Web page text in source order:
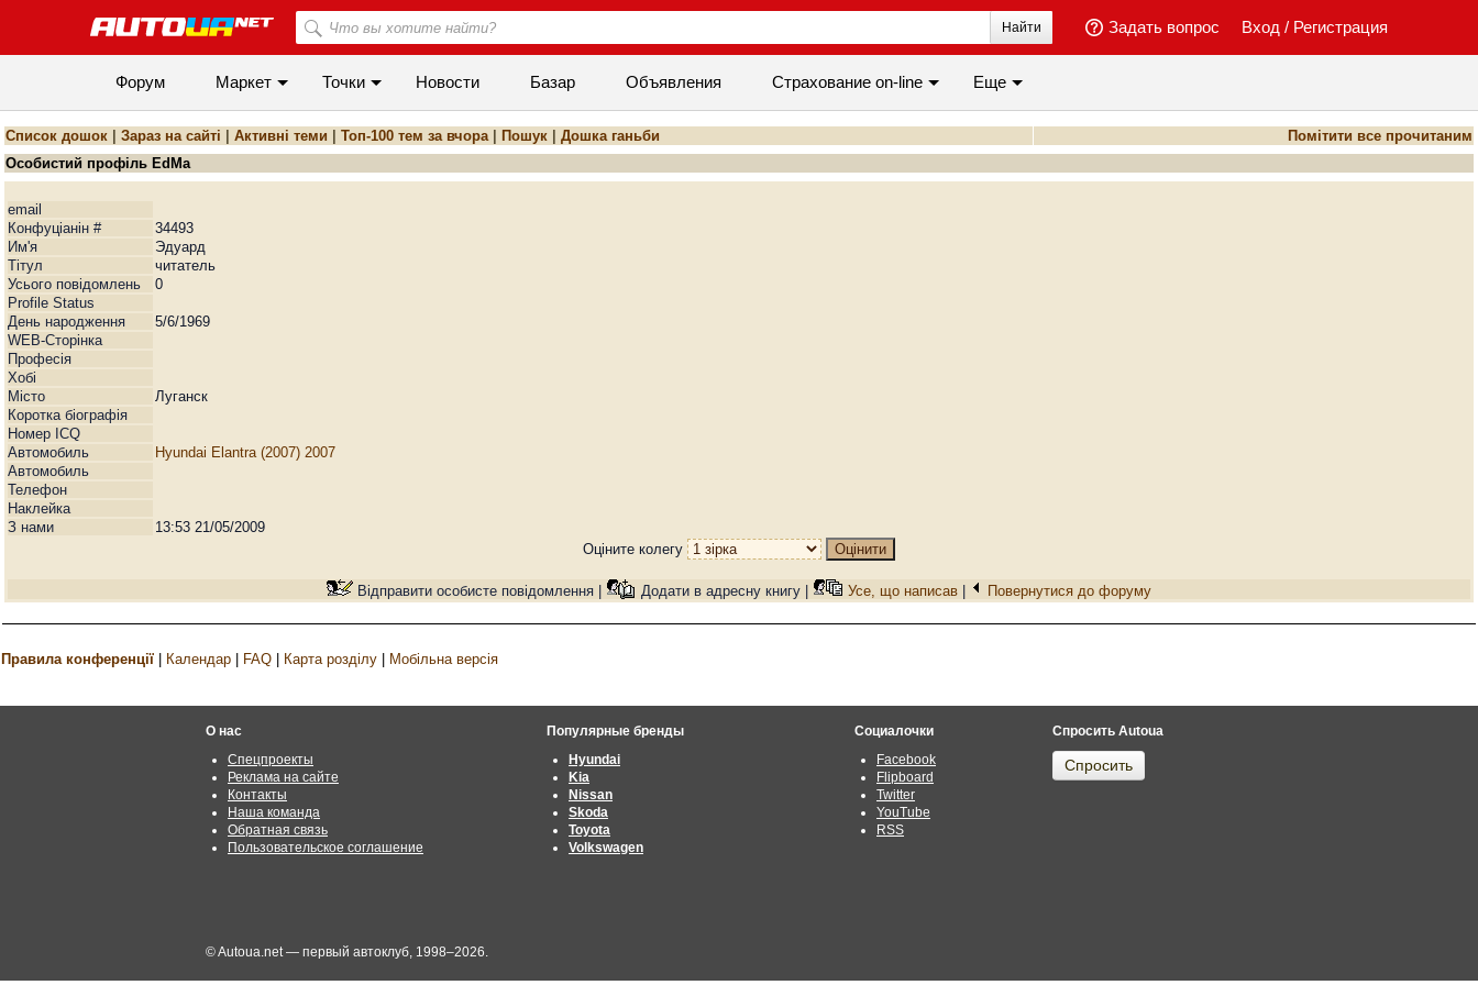
Вход / Регистрация
Задать вопрос
Найти
Форум Маркет Точки Новости Базар Объявления Cтрахование on-line Еще
Список дошок Зараз на сайті Активні теми Топ-100 тем за вчора| Пошук Дошка ганьби
Помітити все прочитаним
Особистий профіль EdMa
email
Конфуціанін #
34493
Им'я
Эдуард
Тiтул
читатель
Усього повідомлень
0
Profile Status
День народження
5/6/1969
WEB-Сторiнка
Професія
Хобі
Мiсто
Луганск
Коротка біографія
Номер ICQ
Автомобиль
Hyundai Elantra (2007) 2007
Автомобиль
Телефон
Наклейка
З нами
13:53 21/05/2009
Оціните колегу
Відправити особисте повідомлення | Додати в адресну книгу | Усе, що написав Повернутися до форуму
Правила конференції Календар FAQ Карта розділу Мобільна версія
О нас
Спецпроекты
Реклама на сайте
Контакты
Наша команда
Обратная связь
Пользовательское соглашение
Популярные бренды
Hyundai
Kia
Nissan
Skoda
Toyota
Volkswagen
Социалочки
Facebook
Flipboard
Twitter
YouTube
RSS
Спросить Autoua
Спросить
© Autoua.net — первый автоклуб, 1998–2026.